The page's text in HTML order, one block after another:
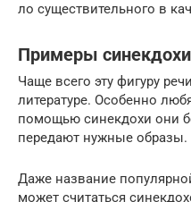
ло суще­стви­тель­но­го в
Примеры синекдохи
Чаще всего эту фигуру
литературе. Особенно
помощью синекдохи они
передают нужные образы.
Даже название
может считаться